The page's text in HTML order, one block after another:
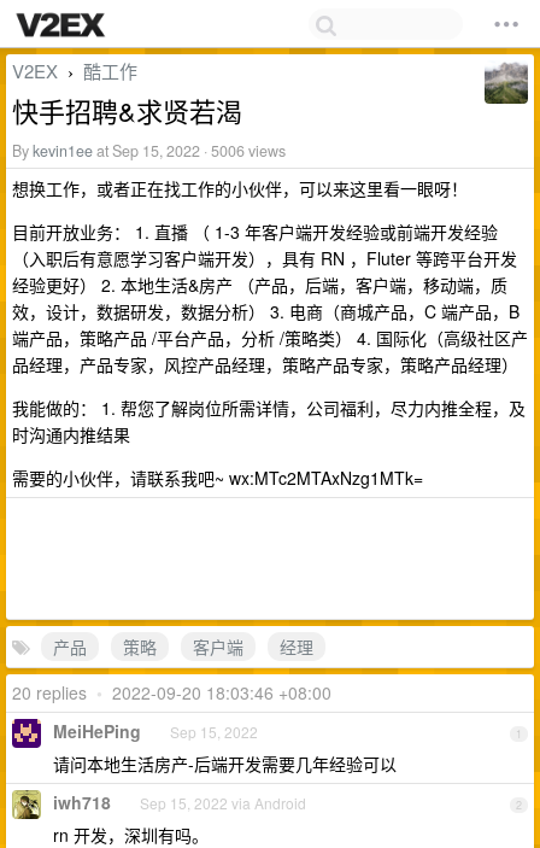
V2EX › 酷工作
快手招聘&求贤若渴
Bykevin1eeat Sep 15, 2022 · 5006 views
想换工作，或者正在找工作的小伙伴，可以来这里看一眼呀！
目前开放业务： 1. 直播 （ 1-3 年客户端开发经验或前端开发经验
（入职后有意愿学习客户端开发），具有 RN ，Fluter 等跨平台开发
经验更好） 2. 本地生活&房产 （产品，后端，客户端，移动端，质
效，设计，数据研发，数据分析） 3. 电商（商城产品，C 端产品，B
端产品，策略产品 /平台产品，分析 /策略类） 4. 国际化（高级社区产
品经理，产品专家，风控产品经理，策略产品专家，策略产品经理）
我能做的： 1. 帮您了解岗位所需详情，公司福利，尽力内推全程，及
时沟通内推结果
需要的小伙伴，请联系我吧~ wx:MTc2MTAxNzg1MTk=
产品 策略 客户端
经理
20 replies • 2022-09-20 18:03:46 +08:00
1
MeiHePing Sep 15, 2022
请问本地生活房产-后端开发需要几年经验可以
2
iwh718 Sep 15, 2022 via Android
rn 开发，深圳有吗。